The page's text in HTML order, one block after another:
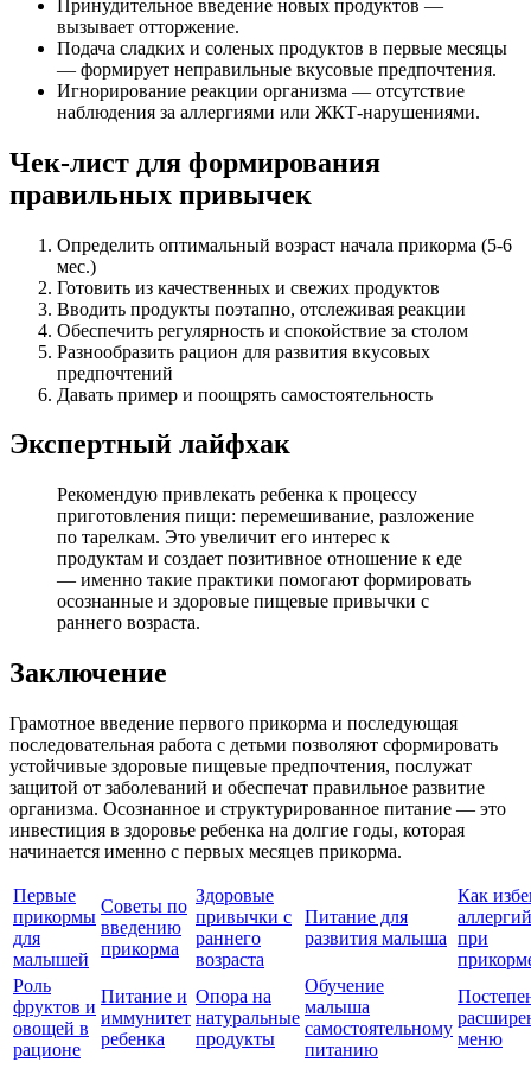
Принудительное введение новых продуктов —
вызывает отторжение.
Подача сладких и соленых продуктов в первые месяцы
— формирует неправильные вкусовые предпочтения.
Игнорирование реакции организма — отсутствие
наблюдения за аллергиями или ЖКТ-нарушениями.
Чек-лист для формирования
правильных привычек
Определить оптимальный возраст начала прикорма (5-6
мес.)
Готовить из качественных и свежих продуктов
Вводить продукты поэтапно, отслеживая реакции
Обеспечить регулярность и спокойствие за столом
Разнообразить рацион для развития вкусовых
предпочтений
Давать пример и поощрять самостоятельность
Экспертный лайфхак
Рекомендую привлекать ребенка к процессу
приготовления пищи: перемешивание, разложение
по тарелкам. Это увеличит его интерес к
продуктам и создает позитивное отношение к еде
— именно такие практики помогают формировать
осознанные и здоровые пищевые привычки с
раннего возраста.
Заключение
Грамотное введение первого прикорма и последующая
последовательная работа с детьми позволяют сформировать
устойчивые здоровые пищевые предпочтения, послужат
защитой от заболеваний и обеспечат правильное развитие
организма. Осознанное и структурированное питание — это
инвестиция в здоровье ребенка на долгие годы, которая
начинается именно с первых месяцев прикорма.
Первые
прикормы
для
малышей
Советы по
введению
прикорма
Здоровые
привычки с
раннего
возраста
Питание для
развития малыша
Как
аллергий
при
Роль
фруктов и
овощей в
рационе
Питание и
иммунитет
ребенка
Опора на
натуральные
продукты
Обучение
малыша
самостоятельному
питанию
меню